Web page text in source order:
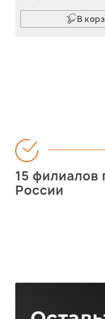
В
15 филиалов
России